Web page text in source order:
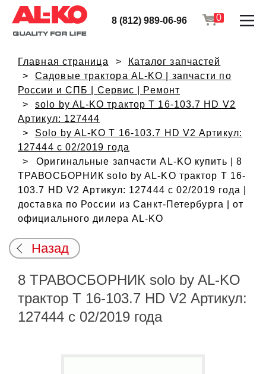
8 (812) 989-06-96 0
Главная страница
Каталог запчастей
Садовые трактора AL-KO | запчасти по
России и СПБ | Сервис | Ремонт
solo by AL-KO трактор T 16-103.7 HD V2
Артикул: 127444
Solo by AL-KO T 16-103.7 HD V2 Артикул:
127444 с 02/2019 года
Оригинальные запчасти AL-KO купить | 8
ТРАВОСБОРНИК solo by AL-KO трактор T 16-
103.7 HD V2 Артикул: 127444 с 02/2019 года |
доставка по России из Санкт-Петербурга | от
официального дилера AL-KO
Назад
8 ТРАВОСБОРНИК solo by AL-KO
трактор T 16-103.7 HD V2 Артикул:
127444 с 02/2019 года